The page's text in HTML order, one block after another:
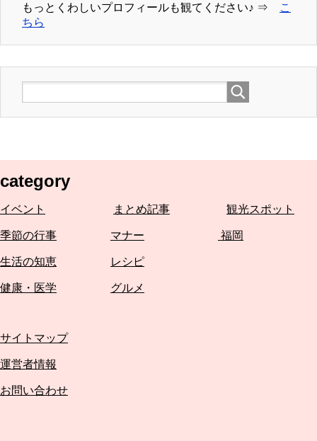
もっとくわしいプロフィールも観てください♪ ⇒
こ
ちら
category
イベント まとめ記事 観光スポット
季節の行事 マナー 福岡
生活の知恵 レシピ
健康・医学 グルメ
サイトマップ
運営者情報
お問い合わせ